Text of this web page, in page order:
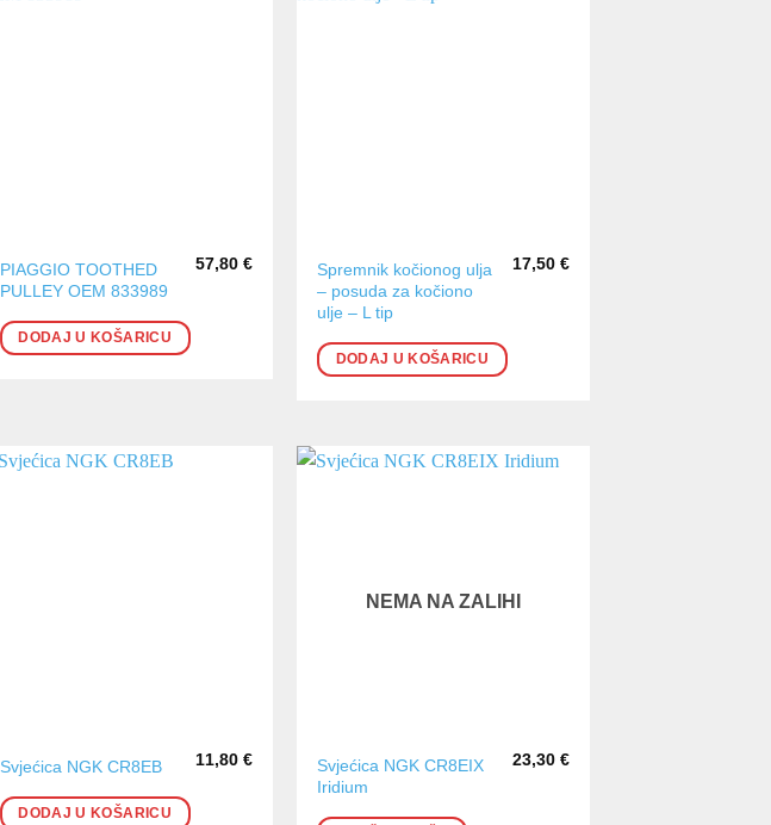
PIAGGIO TOOTHED
PULLEY OEM 833989
57,80 €
DODAJ U KOŠARICU
Spremnik kočionog ulja
– posuda za kočiono
ulje – L tip
17,50 €
DODAJ U KOŠARICU
Svjećica NGK CR8EB 11,80 €
DODAJ U KOŠARICU
NEMA NA ZALIHI
Svjećica NGK CR8EIX
Iridium
23,30 €